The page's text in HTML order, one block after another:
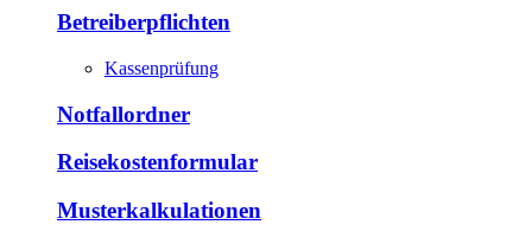
Betreiberpflichten
Kassenprüfung
Notfallordner
Reisekostenformular
Musterkalkulationen